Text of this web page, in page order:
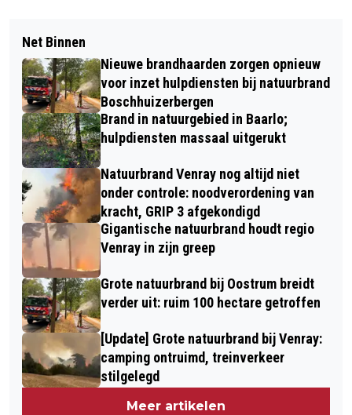
Net Binnen
Nieuwe brandhaarden zorgen opnieuw
voor inzet hulpdiensten bij natuurbrand
Boschhuizerbergen
Brand in natuurgebied in Baarlo;
hulpdiensten massaal uitgerukt
Natuurbrand Venray nog altijd niet
onder controle: noodverordening van
kracht, GRIP 3 afgekondigd
Gigantische natuurbrand houdt regio
Venray in zijn greep
Grote natuurbrand bij Oostrum breidt
verder uit: ruim 100 hectare getroffen
[Update] Grote natuurbrand bij Venray:
camping ontruimd, treinverkeer
stilgelegd
Meer artikelen